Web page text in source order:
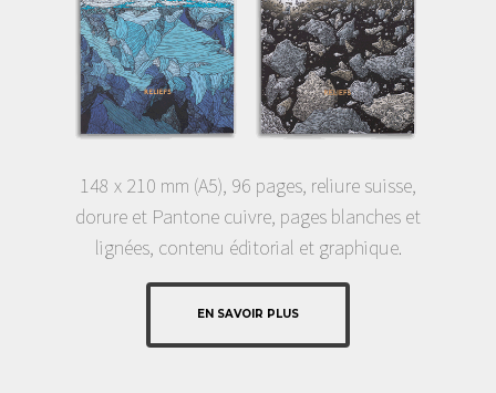
148 x 210 mm (A5), 96 pages, reliure suisse,
dorure et Pantone cuivre, pages blanches et
lignées, contenu éditorial et graphique.
EN SAVOIR PLUS